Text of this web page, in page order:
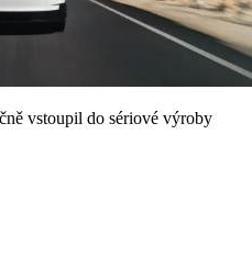
vstoupil do sériové výroby